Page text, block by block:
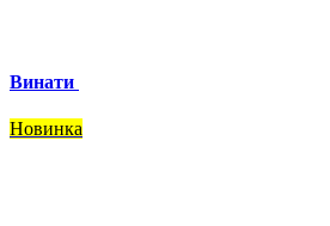
Винати
Новинка